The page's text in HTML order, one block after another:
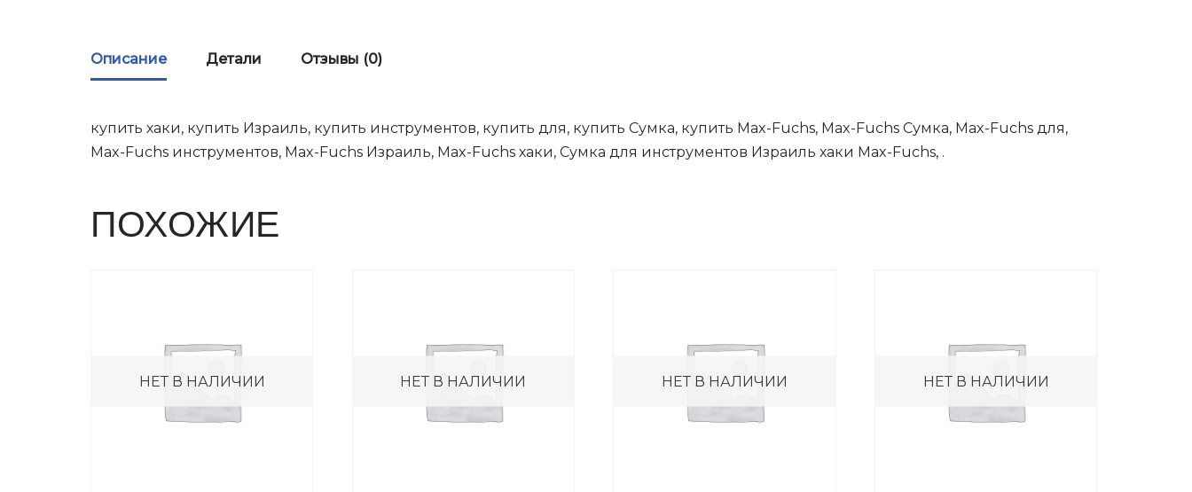
Описание Детали Отзывы (0)
купить хаки, купить Израиль, купить инструментов, купить для, купить Сумка, купить Max-Fuchs, Max-Fuchs Сумка, Max-Fuchs для,
Max-Fuchs инструментов, Max-Fuchs Израиль, Max-Fuchs хаки, Сумка для инструментов Израиль хаки Max-Fuchs, .
ПОХОЖИЕ
НЕТ В НАЛИЧИИ НЕТ В НАЛИЧИИ НЕТ В НАЛИЧИИ НЕТ В НАЛИЧИИ